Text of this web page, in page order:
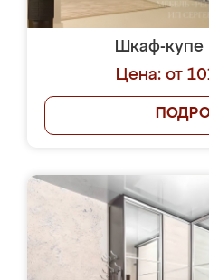
Шкаф-купе
Цена: от